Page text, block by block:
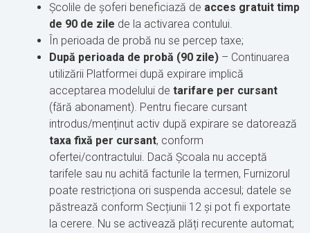
Școlile de șoferi beneficiază de acces gratuit timp
de 90 de zile de la activarea contului.
În perioada de probă nu se percep taxe;
După perioada de probă (90 zile) – Continuarea
utilizării Platformei după expirare implică
acceptarea modelului de tarifare per cursant
(fără abonament). Pentru fiecare cursant
introdus/menținut activ după expirare se datorează
taxa fixă per cursant, conform
ofertei/contractului. Dacă Școala nu acceptă
tarifele sau nu achită facturile la termen, Furnizorul
poate restricționa ori suspenda accesul; datele se
păstrează conform Secțiunii 12 și pot fi exportate
la cerere. Nu se activează plăți recurente automat;